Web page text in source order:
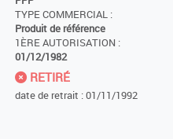
TYPE COMMERCIAL :
Produit de référence
1ÈRE AUTORISATION :
01/12/1982
RETIRÉ
date de retrait : 01/11/1992